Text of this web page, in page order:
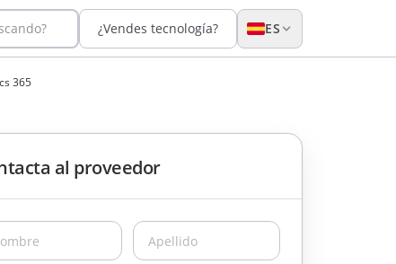
¿Vendes tecnología? ES
365
al proveedor